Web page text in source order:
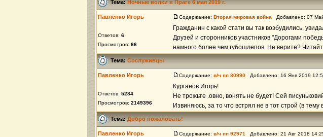
Тема:Ночные волки в Прагe 6 мая 2019 г.
Павленко Игорь
Ответов: 6
Просмотров: 66
Содержание: Вторая мировая война Добавлено: 07
Гражданин с какой стати вы так возбудились,
Друзей и сторонников участников "Дорогами
намного более чем губошлепов. Не верите?
Тема:Сослуживцы
Павленко Игорь
Ответов: 5284
Просмотров: 2149396
Содержание: в/ч пп 80990 Добавлено: 16 Янв 2019
Курганов Игорь!
Не трожьте .овно, вонять не будет! Сей
Извиняюсь, за то что встрял не в тот строй (в тему
Тема:Добро пожаловать!
Павленко Игорь Содержание: в/ч пп 92971 Добавлено: 21 Авг 2018